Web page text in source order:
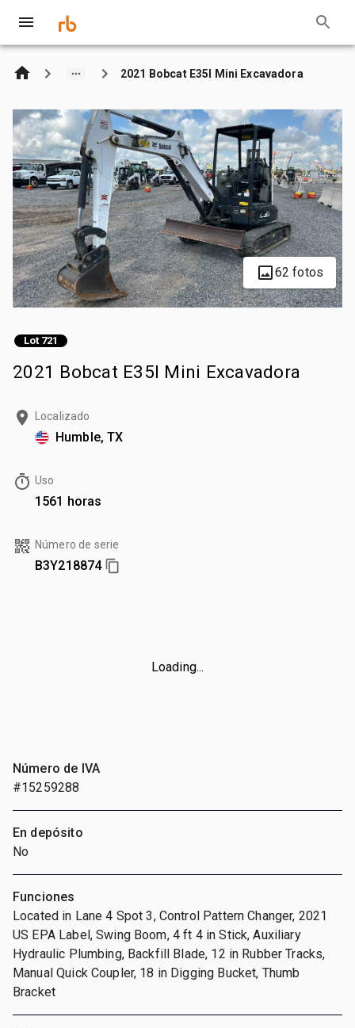
2021 Bobcat E35I Mini Excavadora
62 fotos
Lot 721
2021 Bobcat E35I Mini Excavadora
Localizado
Humble, TX
Uso
1561 horas
Número de serie
B3Y218874
Loading...
Número de IVA
#15259288
En depósito
No
Funciones
Located in Lane 4 Spot 3, Control Pattern Changer, 2021
US EPA Label, Swing Boom, 4 ft 4 in Stick, Auxiliary
Hydraulic Plumbing, Backfill Blade, 12 in Rubber Tracks,
Manual Quick Coupler, 18 in Digging Bucket, Thumb
Bracket